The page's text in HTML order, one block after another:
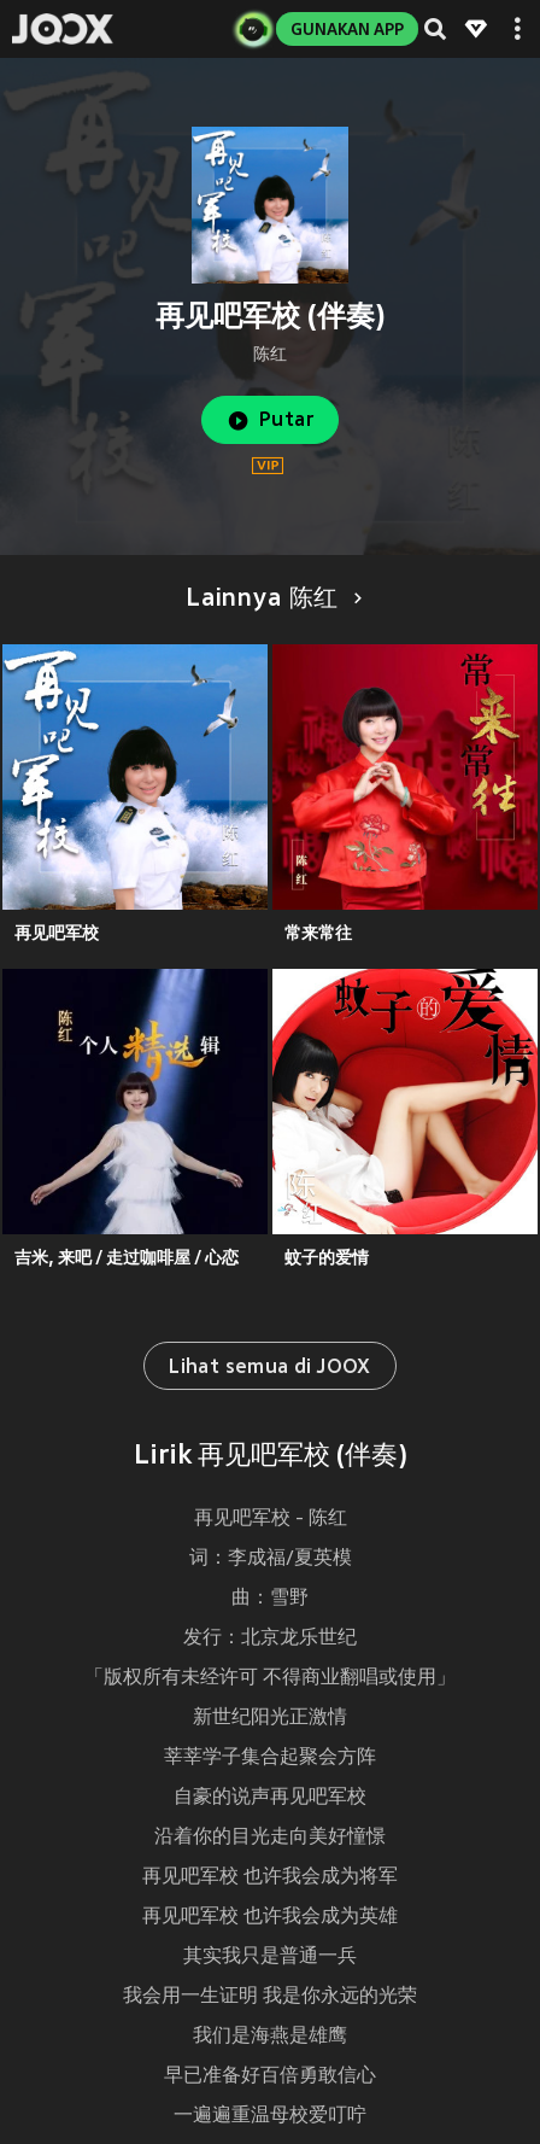
GUNAKAN APP
再见吧军校 (伴奏)
陈红
Putar
Lainnya 陈红
再见吧军校 常来常往
吉米, 来吧 / 走过咖啡屋 / 心恋 蚊子的爱情
Lihat semua di JOOX
Lirik 再见吧军校 (伴奏)
再见吧军校 - 陈红
词：李成福/夏英模
曲：雪野
发行：北京龙乐世纪
「版权所有未经许可 不得商业翻唱或使用」
新世纪阳光正激情
莘莘学子集合起聚会方阵
自豪的说声再见吧军校
沿着你的目光走向美好憧憬
再见吧军校 也许我会成为将军
再见吧军校 也许我会成为英雄
其实我只是普通一兵
我会用一生证明 我是你永远的光荣
我们是海燕是雄鹰
早已准备好百倍勇敢信心
一遍遍重温母校爱叮咛